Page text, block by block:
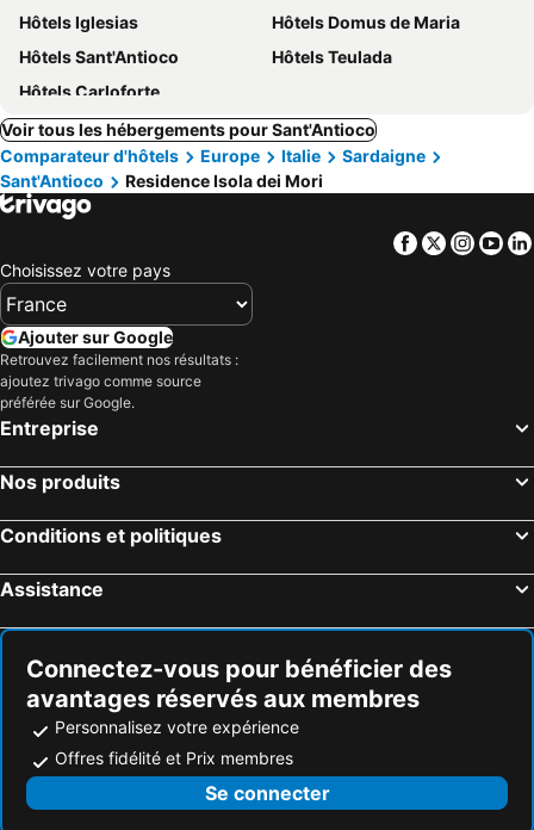
Hôtels Iglesias
Hôtels Domus de Maria
Hôtels Sant'Antioco
Hôtels Teulada
Hôtels Carloforte
Voir tous les hébergements pour Sant'Antioco
Comparateur d'hôtels
Europe Italie
Sardaigne
Sant'Antioco
Residence Isola dei Mori
Facebook
Twitter
Choisissez votre pays
Ajouter sur Google
Retrouvez facilement nos résultats :
ajoutez trivago comme source
préférée sur Google.
Entreprise
Nos produits
Conditions et politiques
Assistance
Connectez-vous pour bénéficier des
avantages réservés aux membres
Personnalisez votre expérience
Offres fidélité et Prix membres
Se connecter